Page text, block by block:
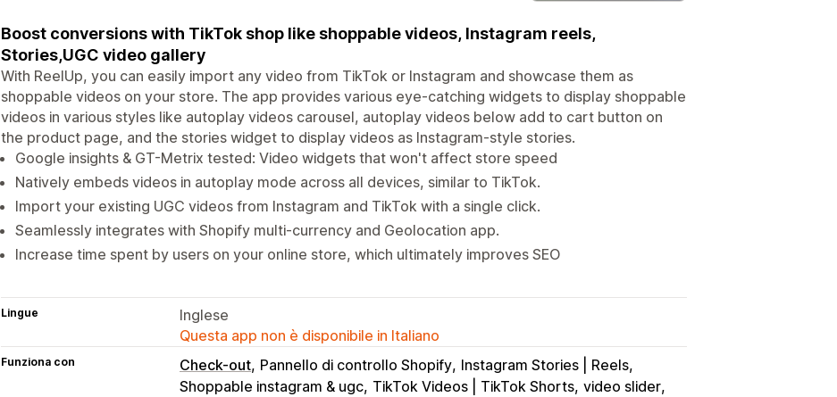
Boost conversions with TikTok shop like shoppable videos, Instagram reels,
Stories,UGC video gallery
With ReelUp, you can easily import any video from TikTok or Instagram and showcase them as
shoppable videos on your store. The app provides various eye-catching widgets to display shoppable
videos in various styles like autoplay videos carousel, autoplay videos below add to cart button on
the product page, and the stories widget to display videos as Instagram-style stories.
Google insights & GT-Metrix tested: Video widgets that won't affect store speed
Natively embeds videos in autoplay mode across all devices, similar to TikTok.
Import your existing UGC videos from Instagram and TikTok with a single click.
Seamlessly integrates with Shopify multi-currency and Geolocation app.
Increase time spent by users on your online store, which ultimately improves SEO
Lingue
Inglese
Questa app non è disponibile in Italiano
Funziona con Check-out Pannello di controllo Shopify Instagram Stories | Reels
Shoppable instagram & ugc TikTok Videos | TikTok Shorts video slider